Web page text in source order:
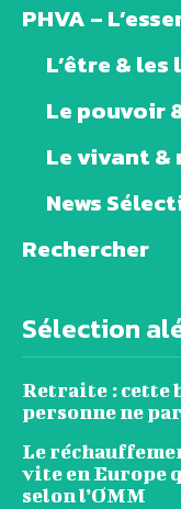
PHVA –
L’être & les
Le pouvoir
Le vivant
News
Rechercher
Sélection
Retraite : cette
personne ne
Le
vite en Europe
selon l’OMM